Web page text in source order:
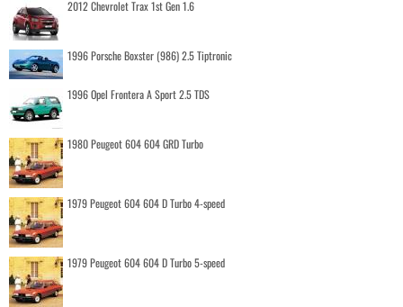
2012 Chevrolet Trax 1st Gen 1.6
1996 Porsche Boxster (986) 2.5 Tiptronic
1996 Opel Frontera A Sport 2.5 TDS
1980 Peugeot 604 604 GRD Turbo
1979 Peugeot 604 604 D Turbo 4-speed
1979 Peugeot 604 604 D Turbo 5-speed